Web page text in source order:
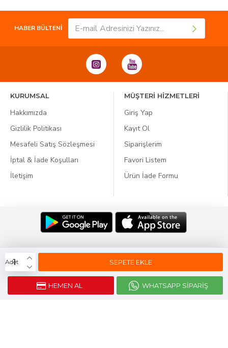
Adet SEPETE EKLE
HEMEN AL WHATSAPP SIPARIŞ
HABER BÜLTENİ
KURUMSAL
Hakkımızda
Gizlilik Politikası
Mesafeli Satış Sözleşmesi
İptal & İade Koşulları
İletişim
MÜŞTERİ HİZMETLERİ
Giriş Yap
Kayıt Ol
Siparişlerim
Favori Listem
Ürün İade Formu
Webticaretim ile Kurulmustur